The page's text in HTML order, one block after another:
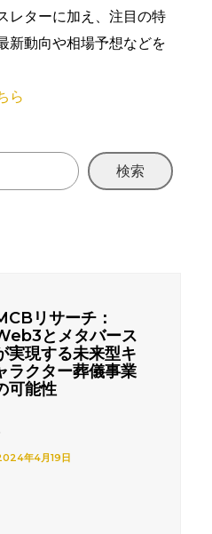
レターに加え、注目の特
新動向や相場予想などを
ら
検索
リサーチ：
とメタバース
実現する未来型キ
ラクター葬儀事業
可能性
年4月19日